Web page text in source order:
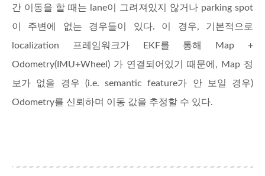
간 이동을 할 때는 lane이 그려져있지 않거나 parking spot
이 주변에 없는 경우들이 있다. 이 경우, 기본적으로
localization 프레임워크가 EKF를 통해 Map +
Odometry(IMU+Wheel) 가 연결되어있기 때문에, Map 정
보가 없을 경우 (i.e. semantic feature가 안 보일 경우)
Odometry를 신뢰하며 이동 값을 추정할 수 있다.